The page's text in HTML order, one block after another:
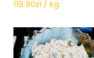
119,90zł / kg